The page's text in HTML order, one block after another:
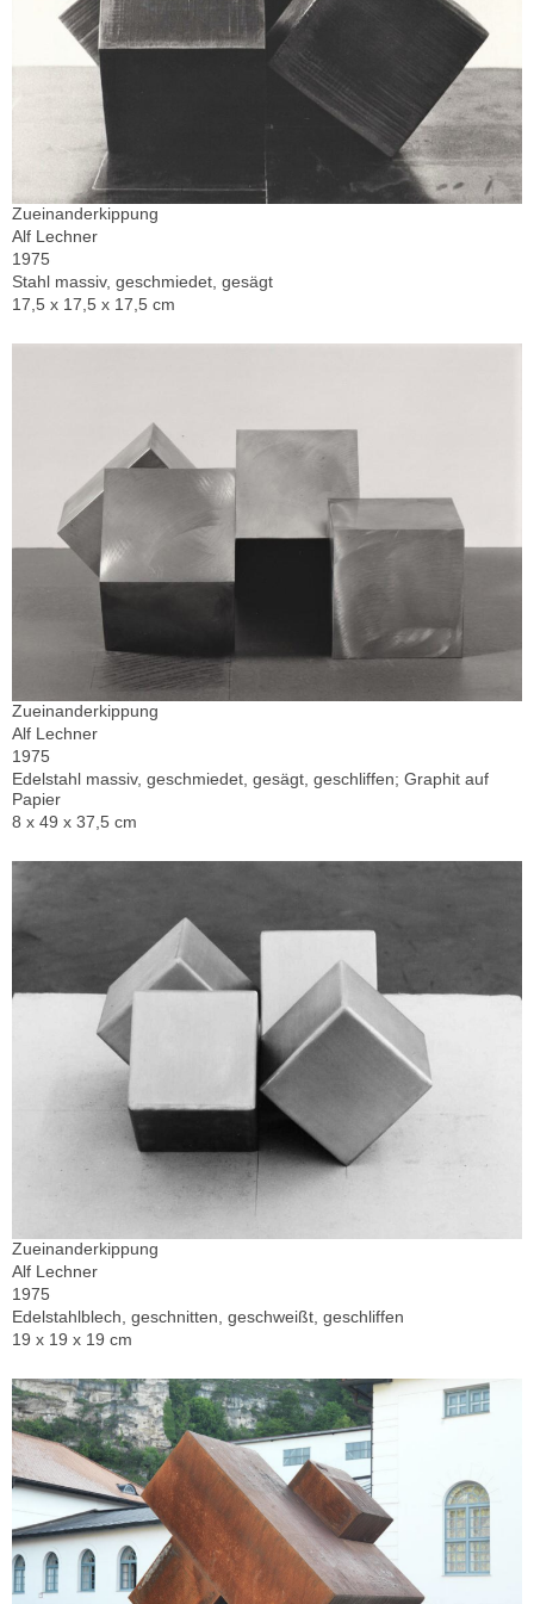
Zueinanderkippung
Alf Lechner
1975
Stahl massiv, geschmiedet, gesägt
17,5 x 17,5 x 17,5 cm
Zueinanderkippung
Alf Lechner
1975
Edelstahl massiv, geschmiedet, gesägt, geschliffen; Graphit auf
Papier
8 x 49 x 37,5 cm
Zueinanderkippung
Alf Lechner
1975
Edelstahlblech, geschnitten, geschweißt, geschliffen
19 x 19 x 19 cm